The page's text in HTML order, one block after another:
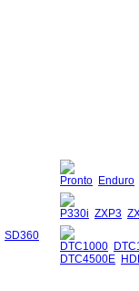
SD360
Pronto Enduro
P330i ZXP3
DTC1000
DTC4500E